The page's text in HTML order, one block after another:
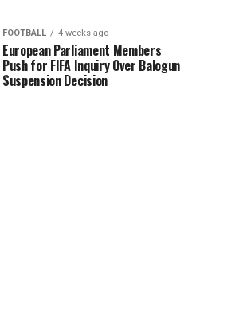
FOOTBALL 4 weeks ago
European Parliament Members
Push for FIFA Inquiry Over Balogun
Suspension Decision